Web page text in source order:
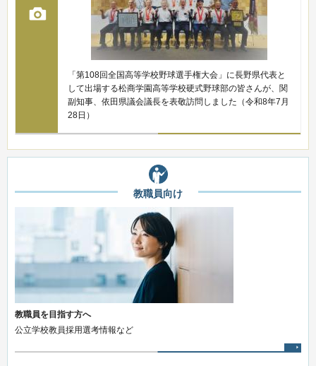
「第108回全国高等学校野球選手権大会」に長野県代表と
して出場する松商学園高等学校硬式野球部の皆さんが、関
副知事、依田県議会議長を表敬訪問しました（令和8年7月
28日）
教職員向け
教職員を目指す方へ
公立学校教員採用選考情報など